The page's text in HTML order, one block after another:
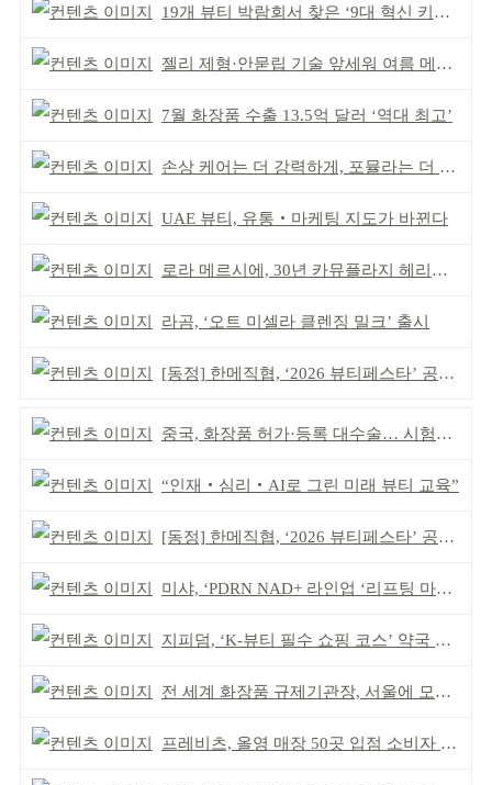
19개 뷰티 박람회서 찾은 ‘9대 혁신 키워드’
젤리 제형·안묻립 기술 앞세워 여름 메이크업 시장 공략
7월 화장품 수출 13.5억 달러 ‘역대 최고’
손상 케어는 더 강력하게, 포뮬라는 더 산뜻하게!
UAE 뷰티, 유통‧마케팅 지도가 바뀐다
로라 메르시에, 30년 카뮤플라지 헤리티지 담아
라곰, ‘오트 미셀라 클렌징 밀크’ 출시
[동정] 한메직협, ‘2026 뷰티페스타’ 공동 주최
중국, 화장품 허가·등록 대수술… 시험자료 공용 허용
“인재‧심리‧AI로 그린 미래 뷰티 교육”
[동정] 한메직협, ‘2026 뷰티페스타’ 공동 주최
미샤, ‘PDRN NAD+ 라인업 ‘리프팅 마스크’ 출시
지피덤, ‘K-뷰티 필수 쇼핑 코스’ 약국 공략
전 세계 화장품 규제기관장, 서울에 모인다
프레비츠, 올영 매장 50곳 입점 소비자 접점 강화